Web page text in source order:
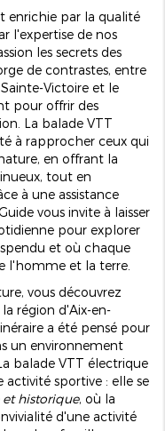
enrichie par la qualité
l'expertise de nos
les secrets des
de contrastes, entre
Victoire et le
pour offrir des
La balade VTT
à rapprocher ceux qui
en offrant la
tout en
à une assistance
vous invite à laisser
pour explorer
et où chaque
l'homme et la terre.
vous découvrez
région d'Aix-en-
a été pensé pour
un environnement
balade VTT électrique
sportive : elle se
et historique, où la
d'une activité